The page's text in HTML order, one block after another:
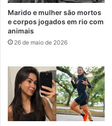
Marido e mulher são mortos
e corpos jogados em rio com
animais
26 de maio de 2026